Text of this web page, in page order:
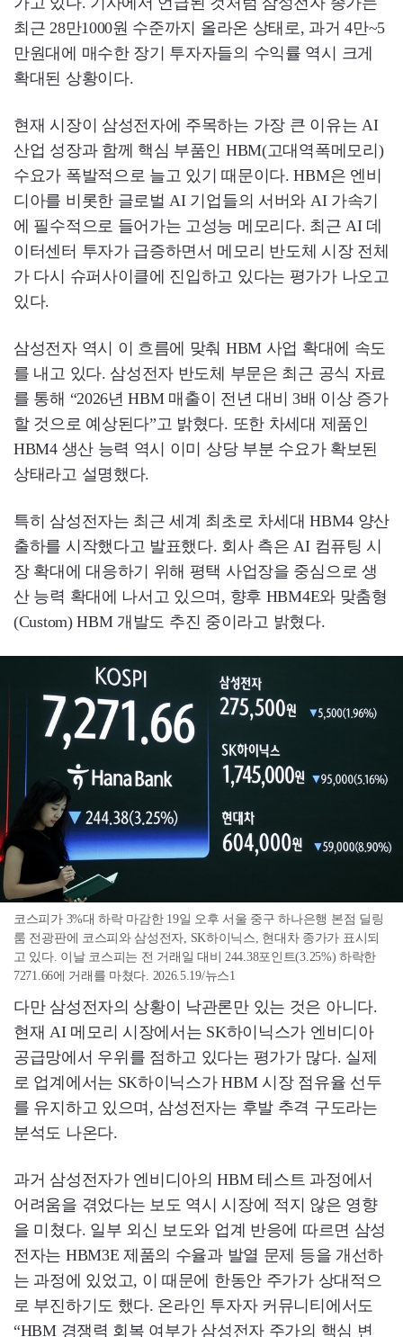
최근 28만1000원 수준까지 올라온 상태로, 과거 4만~5
만원대에 매수한 장기 투자자들의 수익률 역시 크게
확대된 상황이다.
현재 시장이 삼성전자에 주목하는 가장 큰 이유는 AI
산업 성장과 함께 핵심 부품인 HBM(고대역폭메모리)
수요가 폭발적으로 늘고 있기 때문이다. HBM은 엔비
디아를 비롯한 글로벌 AI 기업들의 서버와 AI 가속기
에 필수적으로 들어가는 고성능 메모리다. 최근 AI 데
이터센터 투자가 급증하면서 메모리 반도체 시장 전체
가 다시 슈퍼사이클에 진입하고 있다는 평가가 나오고
있다.
삼성전자 역시 이 흐름에 맞춰 HBM 사업 확대에 속도
를 내고 있다. 삼성전자 반도체 부문은 최근 공식 자료
를 통해 “2026년 HBM 매출이 전년 대비 3배 이상 증가
할 것으로 예상된다”고 밝혔다. 또한 차세대 제품인
HBM4 생산 능력 역시 이미 상당 부분 수요가 확보된
상태라고 설명했다.
특히 삼성전자는 최근 세계 최초로 차세대 HBM4 양산
출하를 시작했다고 발표했다. 회사 측은 AI 컴퓨팅 시
장 확대에 대응하기 위해 평택 사업장을 중심으로 생
산 능력 확대에 나서고 있으며, 향후 HBM4E와 맞춤형
(Custom) HBM 개발도 추진 중이라고 밝혔다.
코스피가 3%대 하락 마감한 19일 오후 서울 중구 하나은행 본점 딜링
룸 전광판에 코스피와 삼성전자, SK하이닉스, 현대차 종가가 표시되
고 있다. 이날 코스피는 전 거래일 대비 244.38포인트(3.25%) 하락한
7271.66에 거래를 마쳤다. 2026.5.19/뉴스1
다만 삼성전자의 상황이 낙관론만 있는 것은 아니다.
현재 AI 메모리 시장에서는 SK하이닉스가 엔비디아
공급망에서 우위를 점하고 있다는 평가가 많다. 실제
로 업계에서는 SK하이닉스가 HBM 시장 점유율 선두
를 유지하고 있으며, 삼성전자는 후발 추격 구도라는
분석도 나온다.
과거 삼성전자가 엔비디아의 HBM 테스트 과정에서
어려움을 겪었다는 보도 역시 시장에 적지 않은 영향
을 미쳤다. 일부 외신 보도와 업계 반응에 따르면 삼성
전자는 HBM3E 제품의 수율과 발열 문제 등을 개선하
는 과정에 있었고, 이 때문에 한동안 주가가 상대적으
로 부진하기도 했다. 온라인 투자자 커뮤니티에서도
“HBM 경쟁력 회복 여부가 삼성전자 주가의 핵심 변